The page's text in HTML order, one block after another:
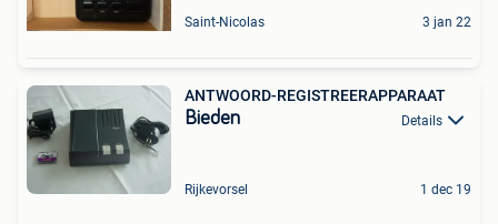
Saint-Nicolas 3 jan 22
ANTWOORD-REGISTREERAPPARAAT
Bieden Details
Rijkevorsel 1 dec 19